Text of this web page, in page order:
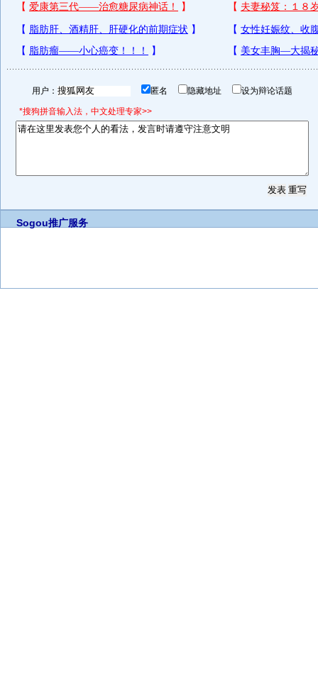
用户： 匿名 隐藏地址 设为辩论话题
*搜狗拼音输入法，中文处理专家>>
Sogou推广服务